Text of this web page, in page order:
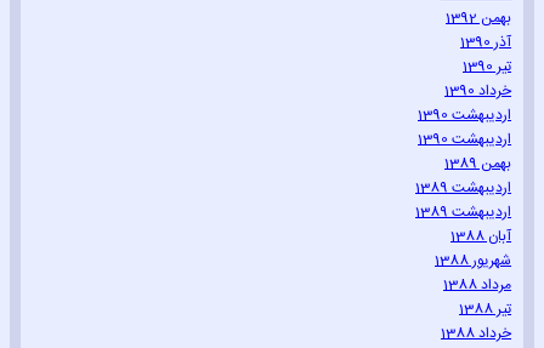
بهمن 1392
آذر 1390
تیر 1390
خرداد 1390
اردیبهشت 1390
اردیبهشت 1390
بهمن 1389
اردیبهشت 1389
اردیبهشت 1389
آبان 1388
شهریور 1388
مرداد 1388
تیر 1388
خرداد 1388